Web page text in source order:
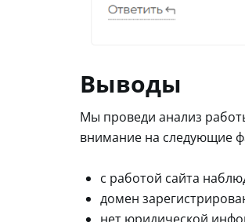
Выводы
Мы проведи анализ
внимание на следующие
с работой сайта
домен